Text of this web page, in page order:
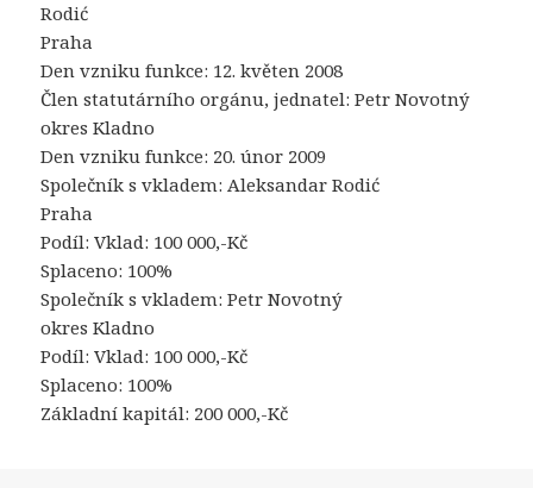
Rodić
Praha
Den vzniku funkce: 12. květen 2008
Člen statutárního orgánu, jednatel: Petr Novotný
okres Kladno
Den vzniku funkce: 20. únor 2009
Společník s vkladem: Aleksandar Rodić
Praha
Podíl: Vklad: 100 000,-Kč
Splaceno: 100%
Společník s vkladem: Petr Novotný
okres Kladno
Podíl: Vklad: 100 000,-Kč
Splaceno: 100%
Základní kapitál: 200 000,-Kč